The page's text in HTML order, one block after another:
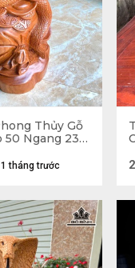
Thủy Gỗ
50 Ngang 23
1 tháng trước